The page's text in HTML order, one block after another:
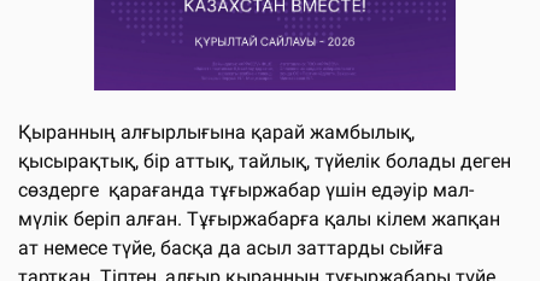
Қыранның алғырлығына қарай жамбылық,
қысырақтық, бір аттық, тайлық, түйелік болады деген
сөздерге қарағанда тұғыржабар үшін едәуір мал-
мүлік беріп алған. Тұғыржабарға қалы кілем жапқан
ат немесе түйе, басқа да асыл заттарды сыйға